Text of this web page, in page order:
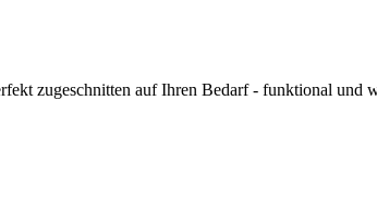
zugeschnitten auf Ihren Bedarf - funktional